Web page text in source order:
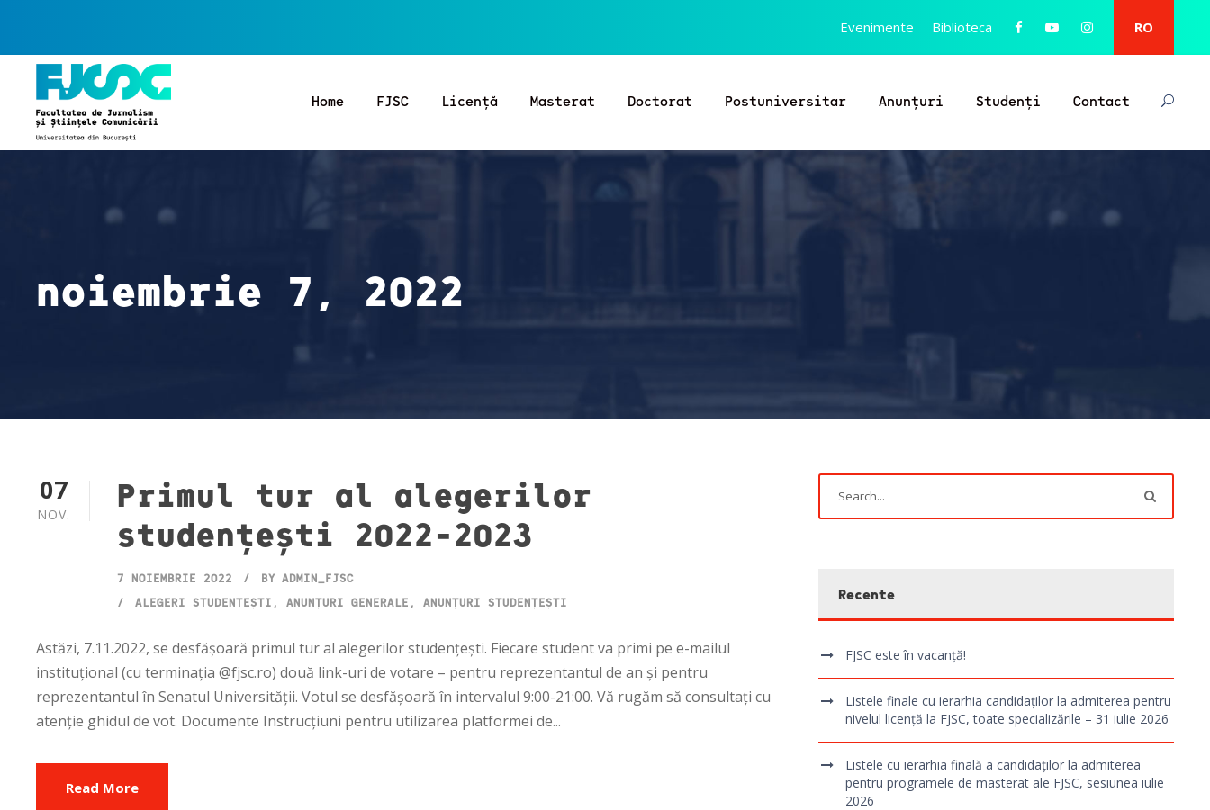
Evenimente Biblioteca RO
Home FJSC Licență Masterat Doctorat Postuniversitar Anunțuri Studenți Contact
noiembrie 7, 2022
07
NOV.
Primul tur al alegerilor
studențești 2022-2023
7 NOIEMBRIE 2022 BY ADMIN_FJSC
ALEGERI STUDENȚEȘTI , ANUNȚURI GENERALE , ANUNȚURI STUDENȚEȘTI
Astăzi, 7.11.2022, se desfășoară primul tur al alegerilor studențești. Fiecare student va primi pe e-mailul
instituțional (cu terminația @fjsc.ro) două link-uri de votare – pentru reprezentantul de an și pentru
reprezentantul în Senatul Universității. Votul se desfășoară în intervalul 9:00-21:00. Vă rugăm să consultați cu
atenție ghidul de vot. Documente Instrucțiuni pentru utilizarea platformei de...
Read More
Recente
FJSC este în vacanță!
Listele finale cu ierarhia candidaților la admiterea pentru
nivelul licență la FJSC, toate specializările – 31 iulie 2026
Listele cu ierarhia finală a candidaților la admiterea
pentru programele de masterat ale FJSC, sesiunea iulie
2026